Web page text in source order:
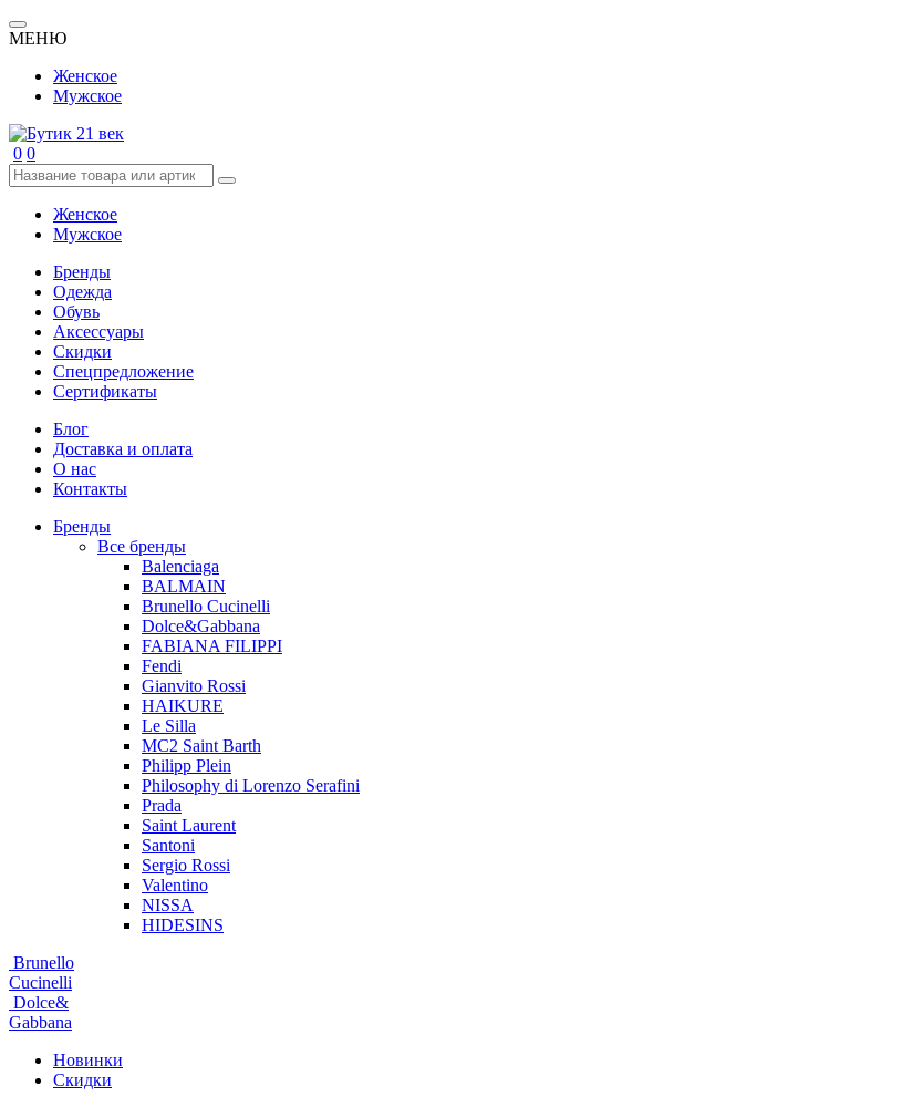
МЕНЮ
Женское
Мужское
0 0
Женское
Мужское
Бренды
Одежда
Обувь
Аксессуары
Скидки
Спецпредложение
Сертификаты
Блог
Доставка и оплата
О нас
Контакты
Бренды
Все бренды
Balenciaga
BALMAIN
Brunello Cucinelli
Dolce&Gabbana
FABIANA FILIPPI
Fendi
Gianvito Rossi
HAIKURE
Le Silla
MC2 Saint Barth
Philipp Plein
Philosophy di Lorenzo Serafini
Prada
Saint Laurent
Santoni
Sergio Rossi
Valentino
NISSA
HIDESINS
Brunello
Cucinelli
Dolce&
Gabbana
Новинки
Скидки